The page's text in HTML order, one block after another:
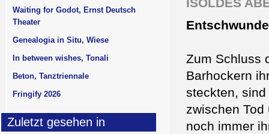
ISOLDES
Zum Schluss
Barhockern
steckten,
zwischen
noch immer
Waiting for Godot, Ernst Deutsch
Theater
Genealogia in Situ, Wiese
In between wishes, Tonali
Beton, Tanztriennale
Fringify 2026
Zuletzt gesehen in